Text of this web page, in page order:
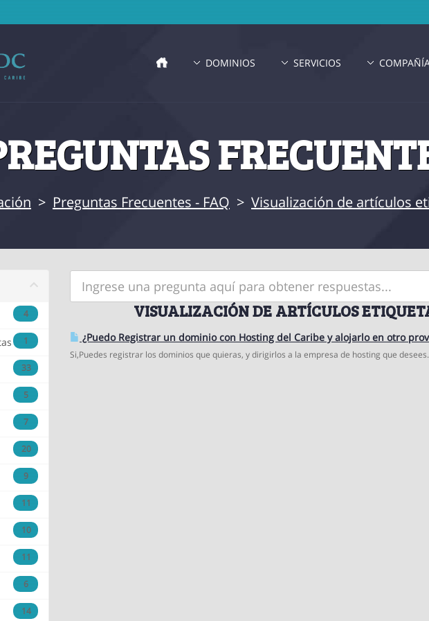
DOMINIOS SERVICIOS
> Preguntas Frecuentes - FAQ > Visualización de artículos
4
1
33
5
7
20
9
11
10
11
6
14
VISUALIZACIÓN DE ARTÍCULOS
¿Puedo Registrar un dominio con Hosting del Caribe y alojarlo en otro
Si,Puedes registrar los dominios que quieras, y dirigirlos a la empresa de hosting que desees.